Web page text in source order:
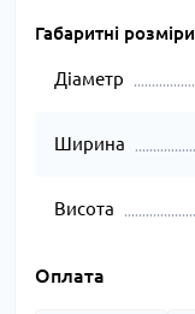
Габаритні розміри
Діаметр
Ширина
Висота
Оплата